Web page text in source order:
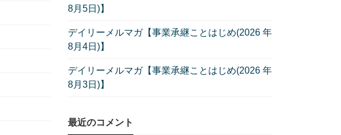
8月5日)】
デイリーメルマガ【事業承継ことはじめ(2026 年
8月4日)】
デイリーメルマガ【事業承継ことはじめ(2026 年
8月3日)】
最近のコメント